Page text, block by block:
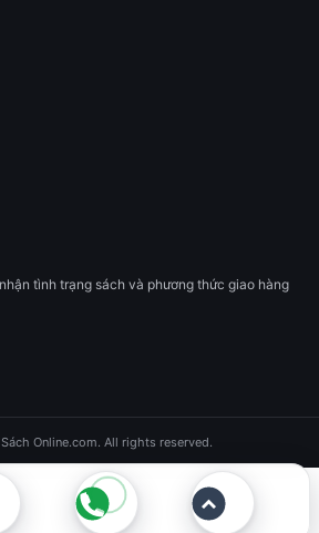
tình trạng sách và phương thức giao hàng
Online.com. All rights reserved.